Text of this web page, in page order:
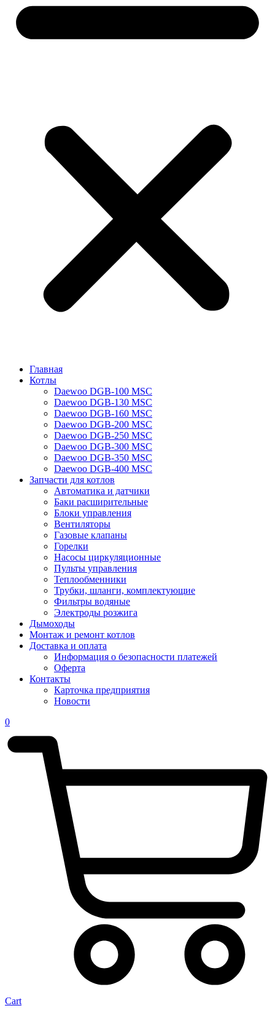
Главная
Котлы
Daewoo DGB-100 MSC
Daewoo DGB-130 MSC
Daewoo DGB-160 MSC
Daewoo DGB-200 MSC
Daewoo DGB-250 MSC
Daewoo DGB-300 MSC
Daewoo DGB-350 MSC
Daewoo DGB-400 MSC
Запчасти для котлов
Автоматика и датчики
Баки расширительные
Блоки управления
Вентиляторы
Газовые клапаны
Горелки
Насосы циркуляционные
Пульты управления
Теплообменники
Трубки, шланги, комплектующие
Фильтры водяные
Электроды розжига
Дымоходы
Монтаж и ремонт котлов
Доставка и оплата
Информация о безопасности платежей
Оферта
Контакты
Карточка предприятия
Новости
0
Cart